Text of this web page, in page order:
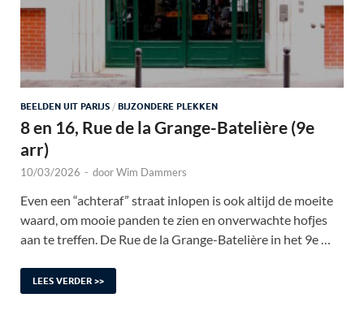
BEELDEN UIT PARIJS / BIJZONDERE PLEKKEN
8 en 16, Rue de la Grange-Batelière (9e
arr)
10/03/2026 - doorWim Dammers
Even een “achteraf” straat inlopen is ook altijd de moeite
waard, om mooie panden te zien en onverwachte hofjes
aan te treffen. De Rue de la Grange-Batelière in het 9e …
LEES VERDER >>